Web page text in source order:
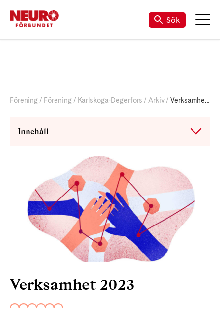
Sök
Förening Förening Karlskoga-Degerfors Arkiv Verksamhet 2023
Innehåll
Verksamhet 2023